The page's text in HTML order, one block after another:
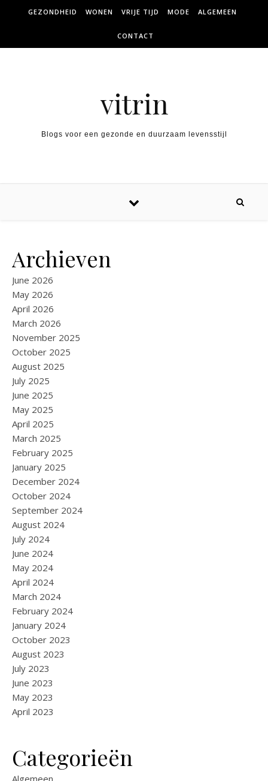
Skip to content
GEZONDHEID WONEN VRIJE TIJD MODE ALGEMEEN
CONTACT
vitrin
Blogs voor een gezonde en duurzaam levensstijl
Archieven
June 2026
May 2026
April 2026
March 2026
November 2025
October 2025
August 2025
July 2025
June 2025
May 2025
April 2025
March 2025
February 2025
January 2025
December 2024
October 2024
September 2024
August 2024
July 2024
June 2024
May 2024
April 2024
March 2024
February 2024
January 2024
October 2023
August 2023
July 2023
June 2023
May 2023
April 2023
Categorieën
Algemeen